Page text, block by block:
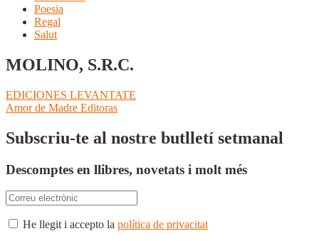
Poesia
Regal
Salut
MOLINO, S.R.C.
Navegació
d'entrades
Entrada
anterior:
EDICIONES LEVANTATE
Pròxima
Amor de Madre Editoras
Subscriu-te al nostre butlletí setmanal
Descomptes en llibres, novetats i molt més
He llegit i accepto la política de privacitat